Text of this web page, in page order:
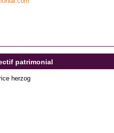
patrimonial
herzog